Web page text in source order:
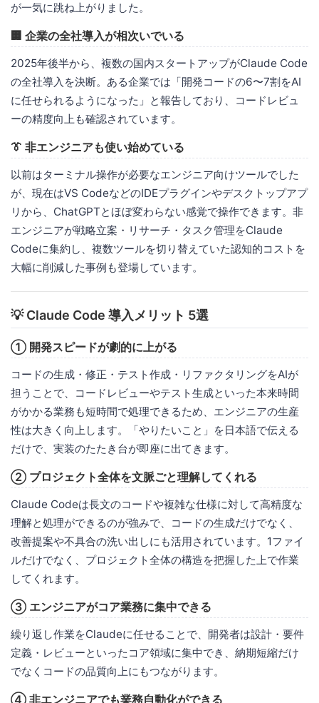
が一気に跳ね上がりました。
🏢 企業の全社導入が相次いでいる
2025年後半から、複数の国内スタートアップがClaude Code
の全社導入を決断。ある企業では「開発コードの6〜7割をAI
に任せられるようになった」と報告しており、コードレビュ
ーの精度向上も確認されています。
👔 非エンジニアも使い始めている
以前はターミナル操作が必要なエンジニア向けツールでした
が、現在はVS CodeなどのIDEプラグインやデスクトップアプ
リから、ChatGPTとほぼ変わらない感覚で操作できます。非
エンジニアが戦略立案・リサーチ・タスク管理をClaude
Codeに集約し、複数ツールを切り替えていた認知的コストを
大幅に削減した事例も登場しています。
💡 Claude Code 導入メリット 5選
① 開発スピードが劇的に上がる
コードの生成・修正・テスト作成・リファクタリングをAIが
担うことで、コードレビューやテスト生成といった本来時間
がかかる業務も短時間で処理できるため、エンジニアの生産
性は大きく向上します。「やりたいこと」を日本語で伝える
だけで、実装のたたき台が即座に出てきます。
② プロジェクト全体を文脈ごと理解してくれる
Claude Codeは長文のコードや複雑な仕様に対して高精度な
理解と処理ができるのが強みで、コードの生成だけでなく、
改善提案や不具合の洗い出しにも活用されています。1ファイ
ルだけでなく、プロジェクト全体の構造を把握した上で作業
してくれます。
③ エンジニアがコア業務に集中できる
繰り返し作業をClaudeに任せることで、開発者は設計・要件
定義・レビューといったコア領域に集中でき、納期短縮だけ
でなくコードの品質向上にもつながります。
④ 非エンジニアでも業務自動化ができる